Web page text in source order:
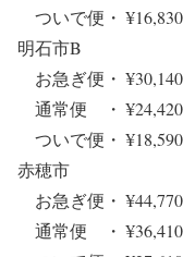
ついで便・
明石市B
お急ぎ便・
通常便 ・
ついで便・
赤穂市
お急ぎ便・
通常便 ・